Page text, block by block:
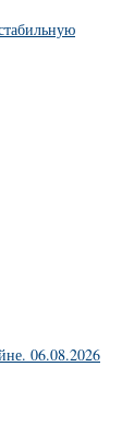
06.08.2026